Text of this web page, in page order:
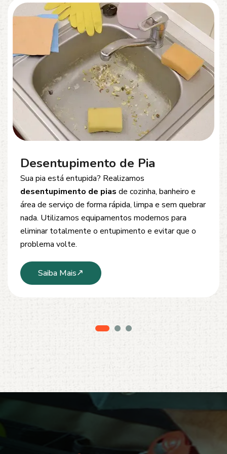
Desentupimento de Esgoto
Problemas comentupimento de esgoto
Oferecemos soluções rápidas e eficientes para
desobstrução de redes de esgoto, caixas de
inspeção e tubulações. Utilizamos equipamentos
modernos e técnicas seguras que garantem um
serviço limpo, ágil e sem danos à estrutura.
Saiba Mais